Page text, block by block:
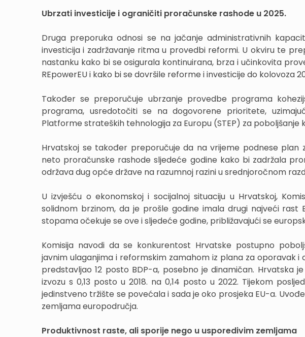
Ubrzati investicije i ograničiti proračunske rashode u 2025.
Druga preporuka odnosi se na jačanje administrativnih
investicija i zadržavanje ritma u provedbi reformi. U okviru te
nastanku kako bi se osigurala kontinuirana, brza i učinkovita
REpowerEU i kako bi se dovršile reforme i investicije do kolovoza
Također se preporučuje ubrzanje provedbe programa
programa, usredotočiti se na dogovorene prioritete,
Platforme strateških tehnologija za Europu (STEP) za poboljšanje
Hrvatskoj se također preporučuje da na vrijeme podnese plan
neto proračunske rashode sljedeće godine kako bi zadržala
održava dug opće države na razumnoj razini u srednjoročnom
U izvješću o ekonomskoj i socijalnoj situaciju u Hrvatskoj,
solidnom brzinom, da je prošle godine imala drugi najveći rast
stopama očekuje se ove i sljedeće godine, približavajući se
Komisija navodi da se konkurentost Hrvatske postupno
javnim ulaganjima i reformskim zamahom iz plana za oporavak i
predstavljao 12 posto BDP-a, posebno je dinamičan. Hrvatska
izvozu s 0,13 posto u 2018. na 0,14 posto u 2022. Tijekom
jedinstveno tržište se povećala i sada je oko prosjeka EU-a.
zemljama europodručja.
Produktivnost raste, ali sporije nego u usporedivim zemljama